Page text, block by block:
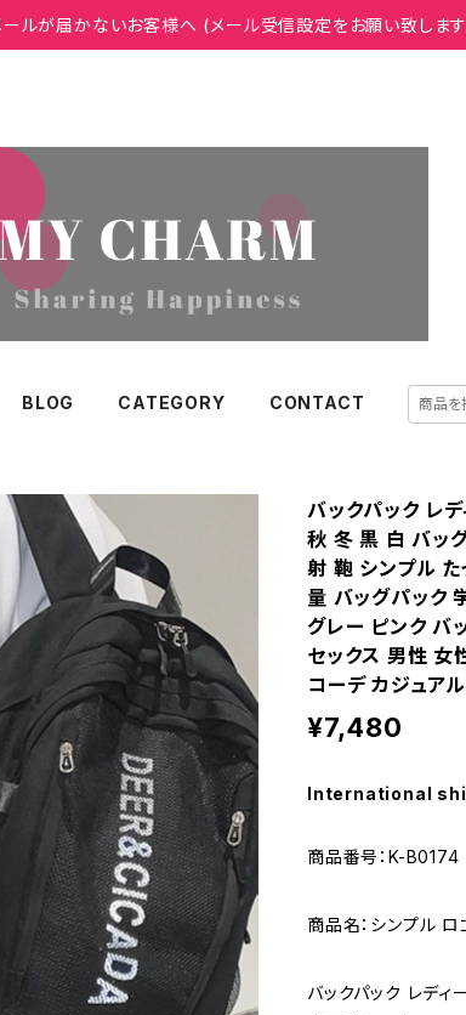
ルが届かないお客様へ (メール受信設定をお願い致しま
BLOG CATEGORY CONTACT
バックパック レ
秋 冬 黒 白 バッ
射 鞄 シンプル
量 バッグパック
グレー ピンク バ
セックス 男性 女
コーデ カジュア
¥7,480
International
商品番号：K-B0174
商品名：シンプル ロ
バックパック レディ